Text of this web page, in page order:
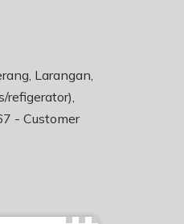
Larangan,
refigerator),
- Customer